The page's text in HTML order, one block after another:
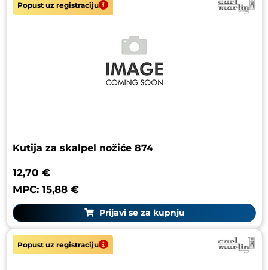
Popust uz registraciju
Kutija za skalpel nožiće 874
12,70 €
MPC: 15,88 €
Prijavi se za kupnju
Popust uz registraciju